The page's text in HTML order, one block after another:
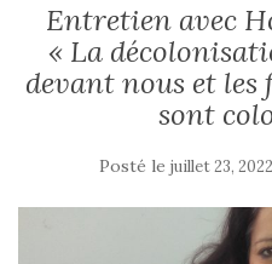
Entretien avec
« La
devant nous et les
sont
Posté le juillet 23, 2022